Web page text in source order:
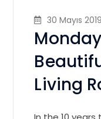
30 Mayıs 2019
Living